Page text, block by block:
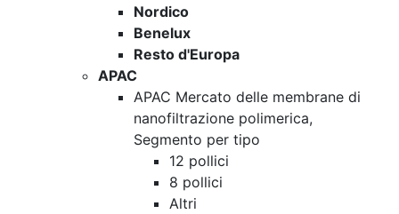
Nordico
Benelux
Resto d'Europa
APAC
APAC Mercato delle membrane di
nanofiltrazione polimerica,
Segmento per tipo
12 pollici
8 pollici
Altri